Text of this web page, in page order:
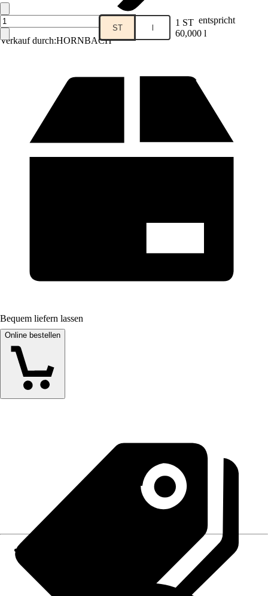
Verkauf durch:HORNBACH
ST l 1 ST entspricht
60,000 l
Bequem liefern lassen
Online bestellen